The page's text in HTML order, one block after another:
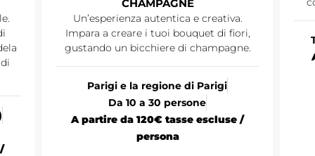
CHAMPAGNE
Un’esperienza autentica e creativa.
Impara a creare i tuoi bouquet di fiori,
gustando un bicchiere di champagne.
Parigi e la regione di Parigi
Da 10 a 30 persone
A partire da 120€ tasse escluse /
persona